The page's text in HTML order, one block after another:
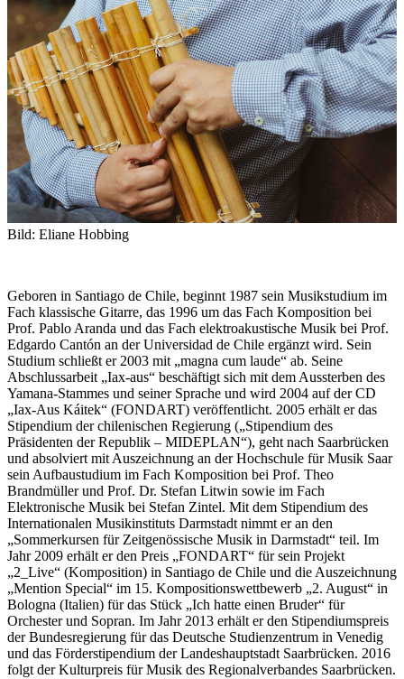
Bild: Eliane Hobbing
Geboren in Santiago de Chile, beginnt 1987 sein Musikstudium im
Fach klassische Gitarre, das 1996 um das Fach Komposition bei
Prof. Pablo Aranda und das Fach elektroakustische Musik bei Prof.
Edgardo Cantón an der Universidad de Chile ergänzt wird. Sein
Studium schließt er 2003 mit „magna cum laude“ ab. Seine
Abschlussarbeit „Iax-aus“ beschäftigt sich mit dem Aussterben des
Yamana-Stammes und seiner Sprache und wird 2004 auf der CD
„Iax-Aus Káitek“ (FONDART) veröffentlicht. 2005 erhält er das
Stipendium der chilenischen Regierung („Stipendium des
Präsidenten der Republik – MIDEPLAN“), geht nach Saarbrücken
und absolviert mit Auszeichnung an der Hochschule für Musik Saar
sein Aufbaustudium im Fach Komposition bei Prof. Theo
Brandmüller und Prof. Dr. Stefan Litwin sowie im Fach
Elektronische Musik bei Stefan Zintel. Mit dem Stipendium des
Internationalen Musikinstituts Darmstadt nimmt er an den
„Sommerkursen für Zeitgenössische Musik in Darmstadt“ teil. Im
Jahr 2009 erhält er den Preis „FONDART“ für sein Projekt
„2_Live“ (Komposition) in Santiago de Chile und die Auszeichnung
„Mention Special“ im 15. Kompositionswettbewerb „2. August“ in
Bologna (Italien) für das Stück „Ich hatte einen Bruder“ für
Orchester und Sopran. Im Jahr 2013 erhält er den Stipendiumspreis
der Bundesregierung für das Deutsche Studienzentrum in Venedig
und das Förderstipendium der Landeshauptstadt Saarbrücken. 2016
folgt der Kulturpreis für Musik des Regionalverbandes Saarbrücken.